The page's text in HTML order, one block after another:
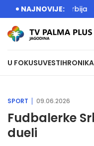
NAJNOVIJE:
ispred Palate Srbija
U FOKUSUVESTIHRONIKA
SPORT 09.06.2026
Fudbalerke
dueli